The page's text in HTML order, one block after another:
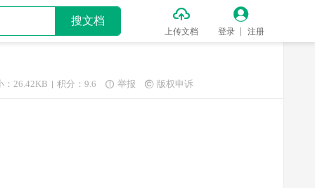
搜文档 
上传文档

登录 注册
：26.42KB 积分：9.6  举报  版权申诉